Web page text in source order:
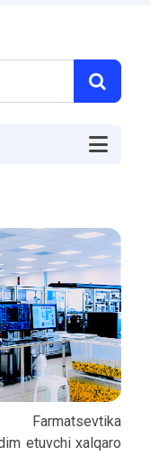
Farmatsevtikа
etuvchi xalqaro